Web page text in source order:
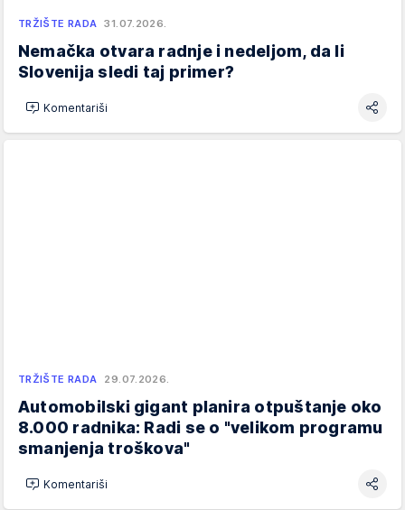
TRŽIŠTE RADA 31.07.2026.
Nemačka otvara radnje i nedeljom, da li
Slovenija sledi taj primer?
Komentariši
TRŽIŠTE RADA 29.07.2026.
Automobilski gigant planira otpuštanje oko
8.000 radnika: Radi se o "velikom programu
smanjenja troškova"
Komentariši